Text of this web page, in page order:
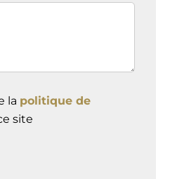
la politique de
site